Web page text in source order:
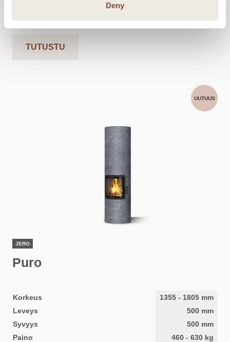
Deny
TUTUSTU
UUTUUS
JERO
Puro
Korkeus 1355 - 1805 mm
Leveys
500 mm
Syvyys
500 mm
Paino
460 - 630 kg